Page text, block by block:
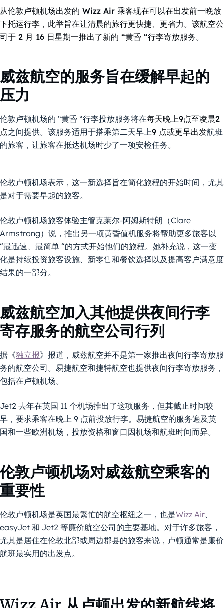
从伦敦卢顿机场出发的 Wizz Air 乘客现在可以在出发前一晚放
下托运行李，此举旨在让清晨的旅行更快捷、更省力。该航空公
司于 2 月 16 日星期一推出了新的 “黄昏 “行李寄放服务。
威兹航空的服务旨在缓解早起的
压力
伦敦卢顿机场的 “黄昏 “行李投放服务将在每天晚上9点至凌晨2
点之间提供。该服务适用于搭乘第二天早上9 点或更早出发航班
的旅客，让旅客在抵达机场时少了一项安检任务。
伦敦卢顿机场表示，这一新选择旨在简化旅程的开始时间，尤其
是对于需要早起的旅客。
伦敦卢顿机场旅客体验主管克莱尔-阿姆斯特朗（Clare
Armstrong）说，推出另一项黄昏值机服务将帮助更多旅客以
“最迅速、最简单 “的方式开始他们的旅程。她补充说，这一变
化是持续投资旅客设施、新零售和餐饮选择以及提高客户满意度
结果的一部分。
威兹航空加入其他提供夜间行李
寄存服务的航空公司行列
据《独立报》报道，威兹航空并不是第一家推出夜间行李寄放服
务的航空公司。易捷航空和捷特航空也提供夜间行李寄放服务，
包括在卢顿机场。
Jet2 去年在英国 11 个机场推出了这项服务，但其截止时间较
早，要求乘客在晚上 9 点前投放行李。易捷航空的服务遍及英
国和一些欧洲机场，投放资格和窗口因机场和航班时间而异。
伦敦卢顿机场对威兹航空乘客的
重要性
伦敦卢顿机场是英国最繁忙的航空枢纽之一，也是Wizz Air、
easyJet 和 Jet2 等廉价航空公司的主要基地。对于许多旅客，
尤其是居住在伦敦北部或周边郡县的旅客来说，卢顿通常是廉价
航班最实用的出发点。